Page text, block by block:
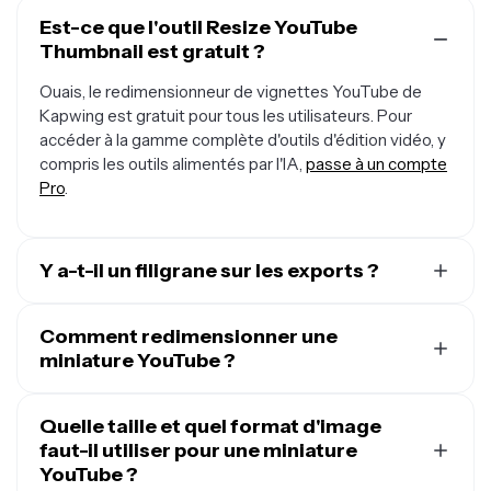
Est-ce que l'outil Resize YouTube
Thumbnail est gratuit ?
Ouais, le redimensionneur de vignettes YouTube de
Kapwing est gratuit pour tous les utilisateurs. Pour
accéder à la gamme complète d'outils d'édition vidéo, y
compris les outils alimentés par l'IA, passe à un compte
Pro.
Y a-t-il un filigrane sur les exports ?
les exports — y compris Resize YouTube Thumbnail —
contiennent un filigrane. Une fois que tu passes à un
Comment redimensionner une
miniature YouTube ?
miniature YouTube, ça ne prend que quelques clics.
Télécharge ton image sur Kapwing, sélectionne «
Resize Project », et choisis le preset YouTube
Quelle taille et quel format d'image
faut-il utiliser pour une miniature
YouTube ?